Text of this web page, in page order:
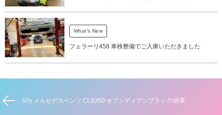
What's New
フェラーリ458 車検整備でご入庫いただきました
07y メルセデスベンツ CLS350 オプシディアンブラック/赤革